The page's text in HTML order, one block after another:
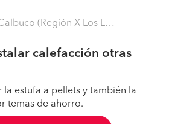
(Región X Los Lagos - Llanquihue)
calefacción otras
estufa a pellets y también la
temas de ahorro.